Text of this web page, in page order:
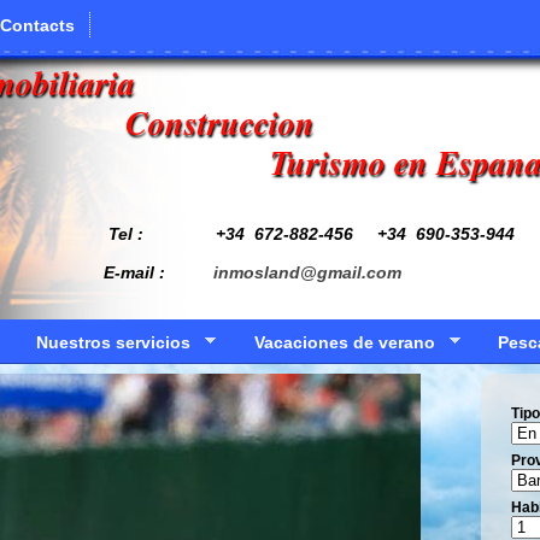
Contacts
Construccion
Turismo en
Tel : +34 672-882-456
+34 690-353-944
E-mail : inmosland@gmail.com
Nuestros servicios Vacaciones de verano
Tipo